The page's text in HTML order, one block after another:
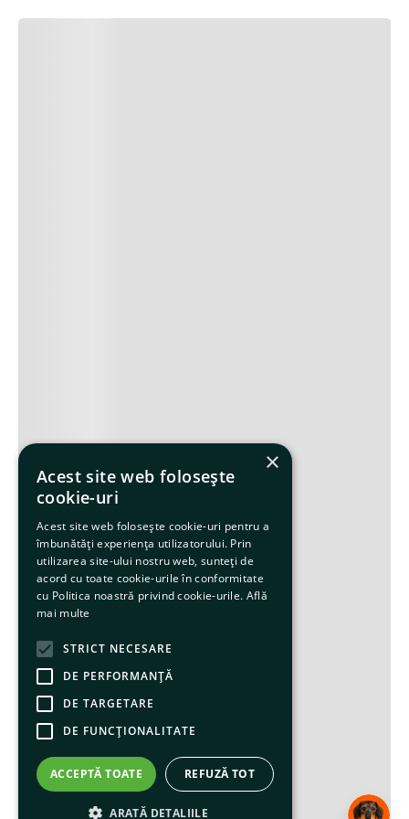
×
Acest site web folosește
cookie-uri
Acest site web folosește cookie-uri pentru a
îmbunătăți experiența utilizatorului. Prin
utilizarea site-ului nostru web, sunteți de
acord cu toate cookie-urile în conformitate
cu Politica noastră privind cookie-urile. Află
mai multe
STRICT NECESARE
DE PERFORMANȚĂ
DE TARGETARE
DE FUNCŢIONALITATE
ACCEPTĂ TOATE REFUZĂ TOT
ARATĂ DETALIILE